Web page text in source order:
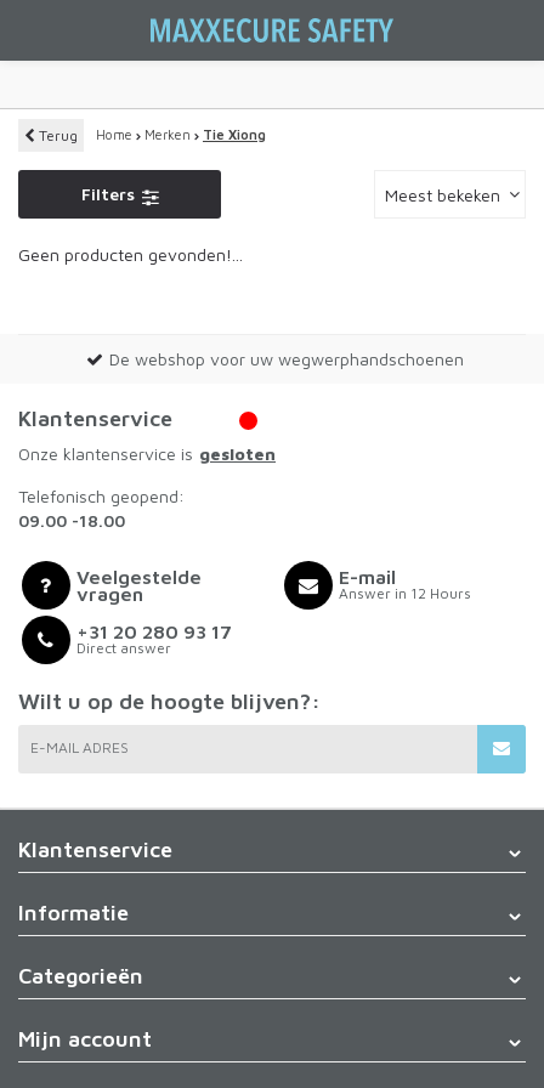
Terug Home Merken Tie Xiong
Filters Meest bekeken
Geen producten gevonden!...
De webshop voor uw wegwerphandschoenen
Klantenservice
Onze klantenservice is gesloten
Telefonisch geopend:
09.00 -18.00
Veelgestelde
vragen
+31 20 280 93 17
Direct answer
E-mail
Answer in 12 Hours
Wilt u op de hoogte blijven?:
E-MAIL ADRES
Klantenservice
Informatie
Categorieën
Mijn account